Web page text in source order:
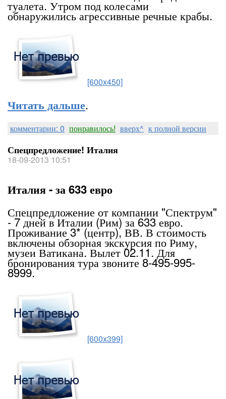
туалета. Утром под колесами
обнаружились агрессивные речные крабы.
[600x450]
Читать дальше.
комментарии: 0 понравилось! вверх^ к полной версии
Спецпредложение! Италия
18-09-2013 10:51
Италия - за 633 евро
Спецпредложение от компании "Спектрум"
- 7 дней в Италии (Рим) за 633 евро.
Проживание 3* (центр), ВВ. В стоимость
включены обзорная экскурсия по Риму,
музеи Ватикана. Вылет 02.11. Для
бронирования тура звоните 8-495-995-
8999.
[600x399]